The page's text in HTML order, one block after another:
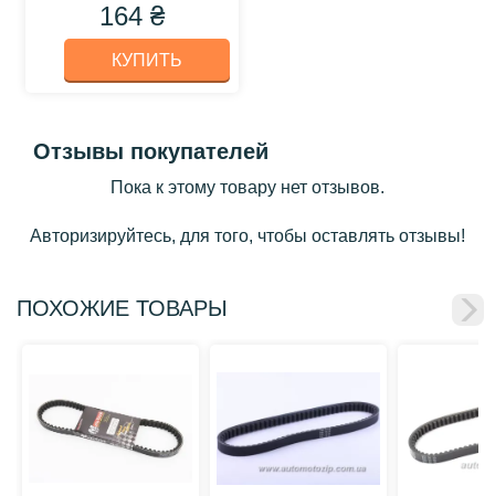
164 ₴
КУПИТЬ
Отзывы покупателей
Пока к этому товару нет отзывов.
Авторизируйтесь, для того, чтобы оставлять отзывы!
ПОХОЖИЕ ТОВАРЫ